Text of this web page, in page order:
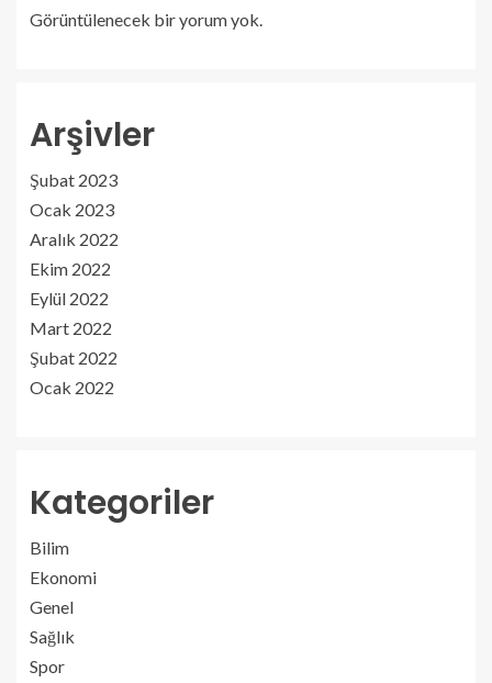
Görüntülenecek bir yorum yok.
Arşivler
Şubat 2023
Ocak 2023
Aralık 2022
Ekim 2022
Eylül 2022
Mart 2022
Şubat 2022
Ocak 2022
Kategoriler
Bilim
Ekonomi
Genel
Sağlık
Spor